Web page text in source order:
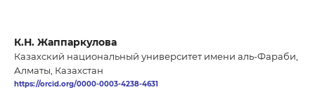
К.Н. Жаппаркулова
Казахский национальный университет имени аль-Фараби,
Алматы, Казахстан
https://orcid.org/0000-0003-4238-4631